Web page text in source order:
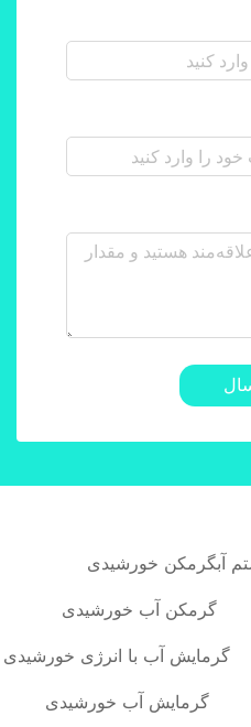
آبگرمکن خورشیدی
گرمکن آب خورشیدی
گرمایش آب با انرژی خورشیدی
گرمایش آب خورشیدی